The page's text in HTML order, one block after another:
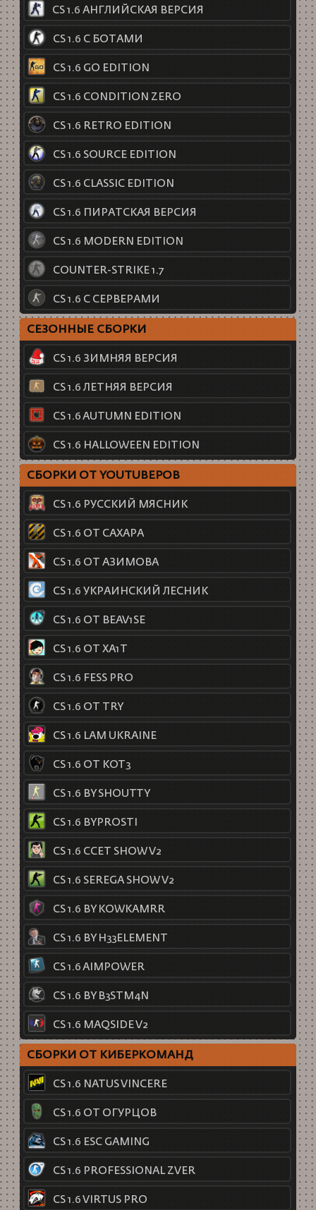
CS 1.6 АНГЛИЙСКАЯ ВЕРСИЯ
CS 1.6 С БОТАМИ
CS 1.6 GO EDITION
CS 1.6 CONDITION ZERO
CS 1.6 RETRO EDITION
CS 1.6 SOURCE EDITION
CS 1.6 CLASSIC EDITION
CS 1.6 ПИРАТСКАЯ ВЕРСИЯ
CS 1.6 MODERN EDITION
COUNTER-STRIKE 1.7
CS 1.6 С СЕРВЕРАМИ
СЕЗОННЫЕ СБОРКИ
CS 1.6 ЗИМНЯЯ ВЕРСИЯ
CS 1.6 ЛЕТНЯЯ ВЕРСИЯ
CS 1.6 AUTUMN EDITION
CS 1.6 HALLOWEEN EDITION
СБОРКИ ОТ YOUTUBEРОВ
CS 1.6 РУССКИЙ МЯСНИК
CS 1.6 ОТ САХАРА
CS 1.6 ОТ АЗИМОВА
CS 1.6 УКРАИНСКИЙ ЛЕСНИК
CS 1.6 ОТ BEAV1SE
CS 1.6 ОТ XA1T
CS 1.6 FESS PRO
CS 1.6 ОТ TRY
CS 1.6 LAM UKRAINE
CS 1.6 ОТ KOT3
CS 1.6 BY SHOUTTY
CS 1.6 BYPROSTI
CS 1.6 CCET SHOW V2
CS 1.6 SEREGA SHOW V2
CS 1.6 BY KOWKAMRR
CS 1.6 BY H33ELEMENT
CS 1.6 AIMPOWER
CS 1.6 BY B3STM4N
CS 1.6 MAQSIDE V2
СБОРКИ ОТ КИБЕРКОМАНД
CS 1.6 NATUS VINCERE
CS 1.6 ОТ ОГУРЦОВ
CS 1.6 ESC GAMING
CS 1.6 PROFESSIONAL ZVER
CS 1.6 VIRTUS PRO